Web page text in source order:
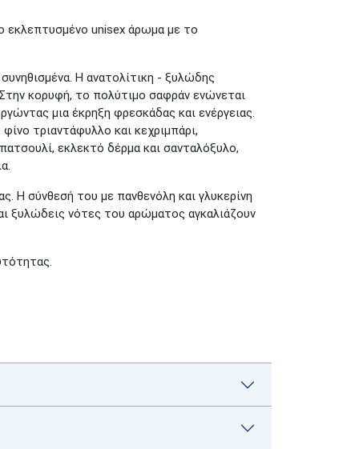
εκλεπτυσμένο unisex άρωμα με το
Η ανατολίτικη - ξυλώδης
κορυφή, το πολύτιμο σαφράν ενώνεται
μια έκρηξη φρεσκάδας και ενέργειας.
τριαντάφυλλο και κεχριμπάρι,
εκλεκτό δέρμα και σανταλόξυλο,
Η σύνθεσή του με πανθενόλη και γλυκερίνη
ξυλώδεις νότες του αρώματος αγκαλιάζουν